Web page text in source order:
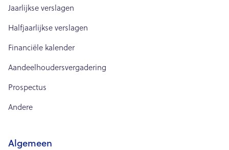
Jaarlijkse verslagen
Halfjaarlijkse verslagen
Financiële kalender
Aandeelhoudersvergadering
Prospectus
Andere
Algemeen